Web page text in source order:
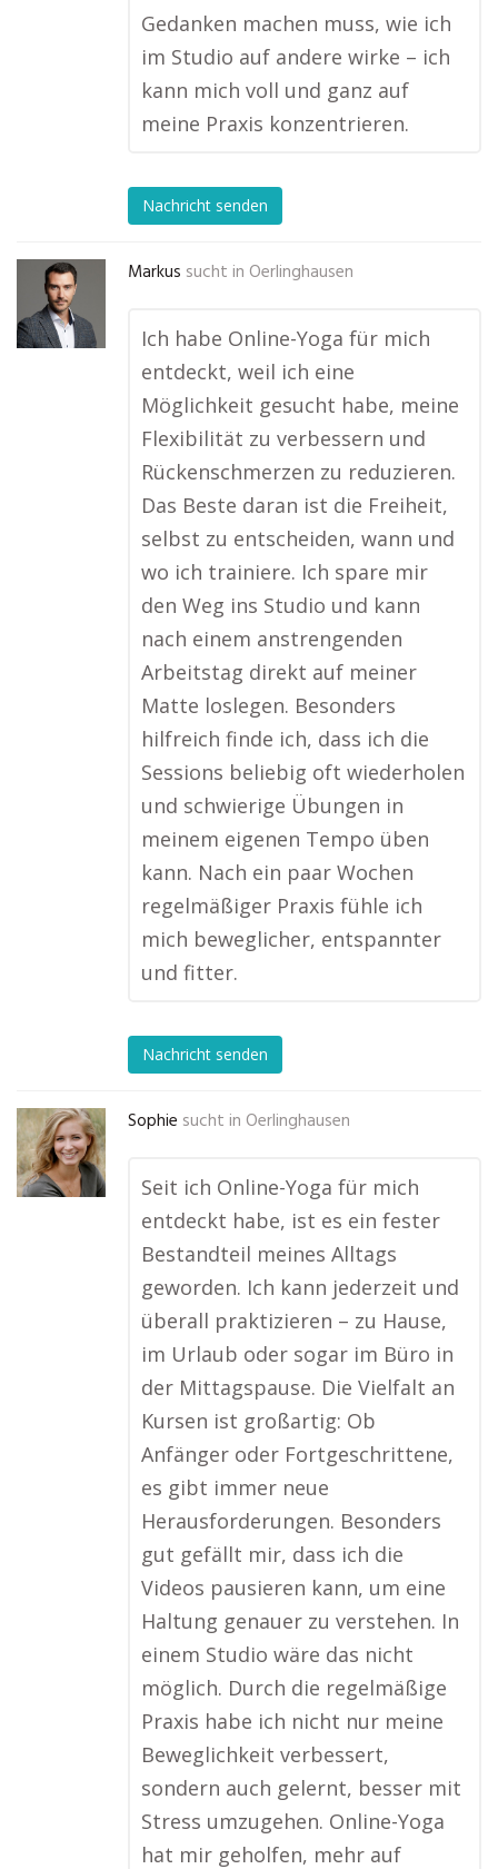
Gedanken machen muss, wie ich
im Studio auf andere wirke – ich
kann mich voll und ganz auf
meine Praxis konzentrieren.
Nachricht senden
Markus sucht in Oerlinghausen
Ich habe Online-Yoga für mich
entdeckt, weil ich eine
Möglichkeit gesucht habe, meine
Flexibilität zu verbessern und
Rückenschmerzen zu reduzieren.
Das Beste daran ist die Freiheit,
selbst zu entscheiden, wann und
wo ich trainiere. Ich spare mir
den Weg ins Studio und kann
nach einem anstrengenden
Arbeitstag direkt auf meiner
Matte loslegen. Besonders
hilfreich finde ich, dass ich die
Sessions beliebig oft wiederholen
und schwierige Übungen in
meinem eigenen Tempo üben
kann. Nach ein paar Wochen
regelmäßiger Praxis fühle ich
mich beweglicher, entspannter
und fitter.
Nachricht senden
Sophie sucht in Oerlinghausen
Seit ich Online-Yoga für mich
entdeckt habe, ist es ein fester
Bestandteil meines Alltags
geworden. Ich kann jederzeit und
überall praktizieren – zu Hause,
im Urlaub oder sogar im Büro in
der Mittagspause. Die Vielfalt an
Kursen ist großartig: Ob
Anfänger oder Fortgeschrittene,
es gibt immer neue
Herausforderungen. Besonders
gut gefällt mir, dass ich die
Videos pausieren kann, um eine
Haltung genauer zu verstehen. In
einem Studio wäre das nicht
möglich. Durch die regelmäßige
Praxis habe ich nicht nur meine
Beweglichkeit verbessert,
sondern auch gelernt, besser mit
Stress umzugehen. Online-Yoga
hat mir geholfen, mehr auf